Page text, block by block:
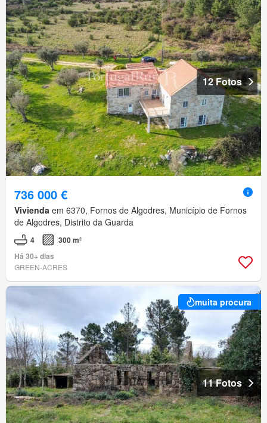
12 Fotos
736 000 €
Vivienda em 6370, Fornos de Algodres, Município de Fornos
de Algodres, Distrito da Guarda
4
300 m²
Há 30+ dias
GREEN-ACRES
muita procura
11 Fotos